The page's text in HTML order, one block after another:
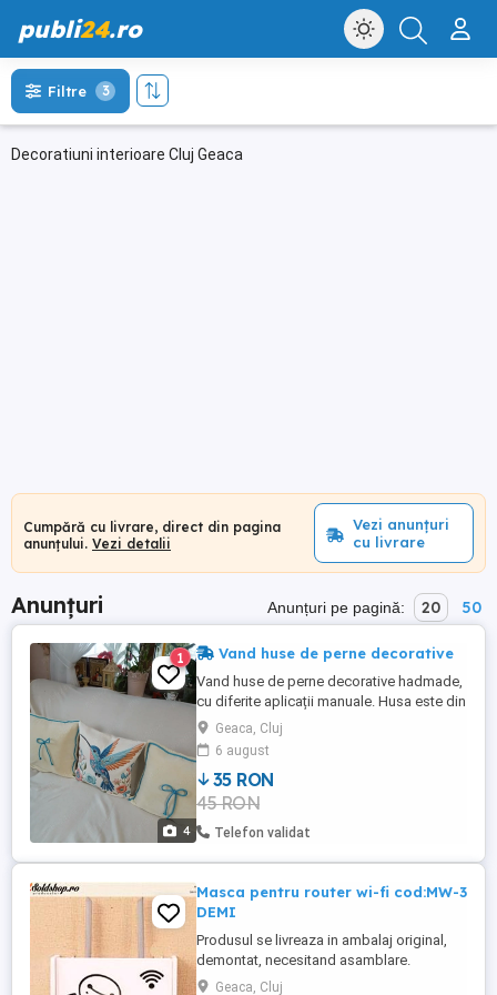
publi24.ro
Decoratiuni interioare Cluj Geaca
Filtre 3
Cumpără cu livrare, direct din pagina
anunțului. Vezi detalii
Vezi anunțuri
cu livrare
Anunțuri Anunțuri pe pagină: 20 50
4
1 Vand huse de perne decorative
Vand huse de perne decorative hadmade,
cu diferite aplicații manuale. Husa este din
catifea,sau pânza de iuta. Am si burdufuri
de perna ,cine dorește.
Geaca, Cluj
6 august
35 RON
45 RON
Telefon validat
Masca pentru router wi-fi cod:MW-3
DEMI
Produsul se livreaza in ambalaj original,
demontat, necesitand asamblare.
Asamblarea acestuia nu dureaza mai mult
Geaca, Cluj